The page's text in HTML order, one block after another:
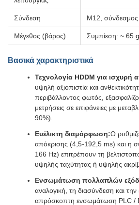
Σύνδεση M12,
Μέγεθος (βάρος) Συμπίεση: ~ 65 g
Βασικά χαρακτηριστικά
Τεχνολογία HDDM για ισχυρή
υψηλή αξιοπιστία και
περιβάλλοντος φωτός,
μετρήσεις σε επιφάνειες με
90%).
Ευέλικτη διαμόρφωση:Ο
απόκρισης (4,5-192,5 ms) και η
166 Hz) επιτρέπουν τη
υψηλής ταχύτητας ή υψηλής
Ενσωμάτωση πολλαπλών
αναλογική, τη διασύνδεση και την
απρόσκοπτη ενσωμάτωση PLC /